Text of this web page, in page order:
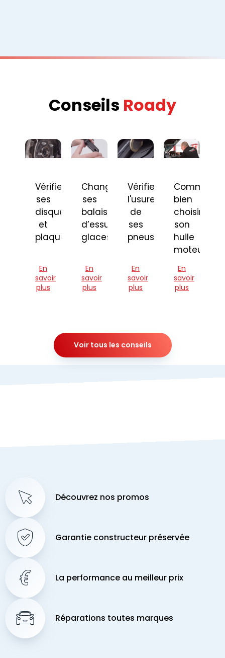
Conseils Roady
Vérifier
ses
disques
et
plaquettes
En
savoir
plus
Changer
ses
balais
d’essuie-
glaces
En
savoir
plus
Vérifier
l'usure
de
ses
pneus
En
savoir
plus
Comment
bien
choisir
son
huile
moteur
En
savoir
plus
Voir tous les conseils
Découvrez nos promos
Garantie constructeur préservée
La performance au meilleur prix
Réparations toutes marques